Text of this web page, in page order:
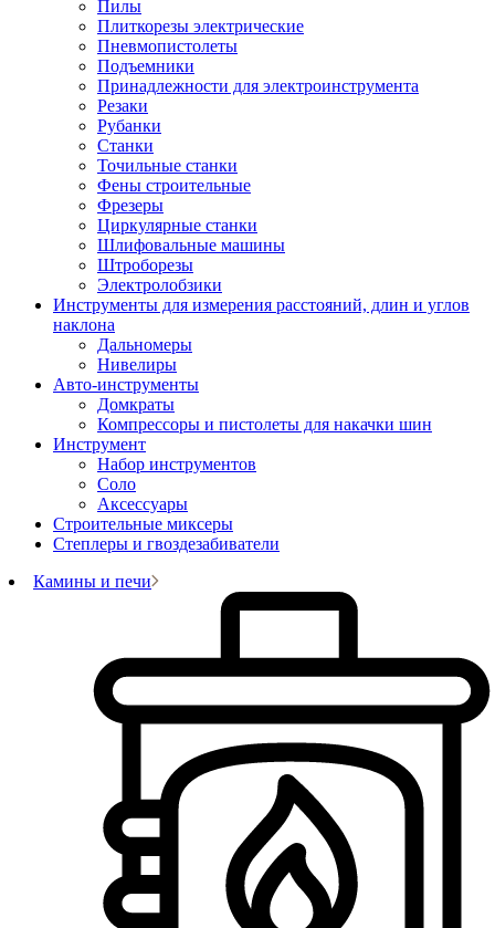
Пилы
Плиткорезы электрические
Пневмопистолеты
Подъемники
Принадлежности для электроинструмента
Резаки
Рубанки
Станки
Точильные станки
Фены строительные
Фрезеры
Циркулярные станки
Шлифовальные машины
Штроборезы
Электролобзики
Инструменты для измерения расстояний, длин и углов
наклона
Дальномеры
Нивелиры
Авто-инструменты
Домкраты
Компрессоры и пистолеты для накачки шин
Инструмент
Набор инструментов
Соло
Аксессуары
Строительные миксеры
Степлеры и гвоздезабиватели
Камины и печи